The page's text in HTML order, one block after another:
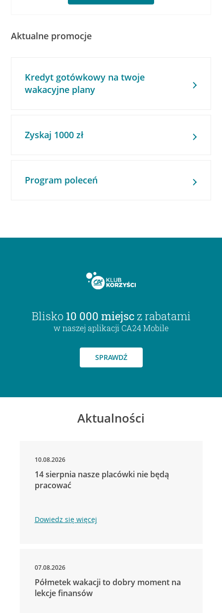
Aktualne promocje
Kredyt gotówkowy na twoje
wakacyjne plany
Zyskaj 1000 zł
Program poleceń
Blisko 10 000 miejsc z rabatami
w naszej aplikacji CA24 Mobile
SPRAWDŹ
Aktualności
10.08.2026
14 sierpnia nasze placówki nie będą
pracować
Dowiedz się więcej
07.08.2026
Półmetek wakacji to dobry moment na
lekcje finansów